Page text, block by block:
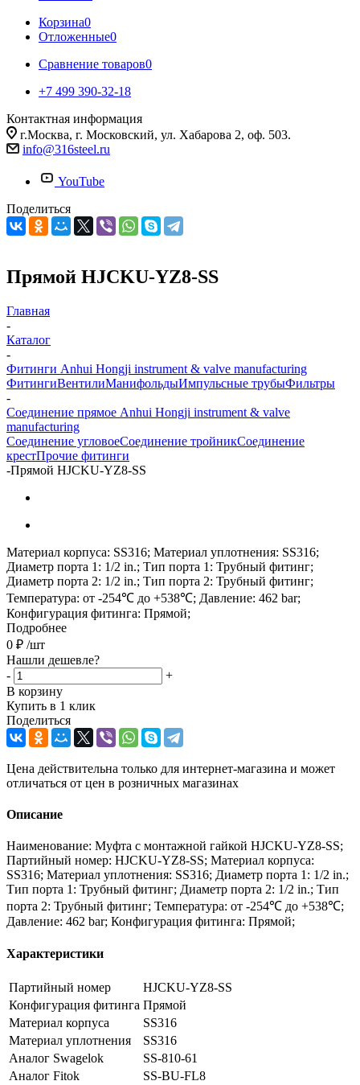
Корзина0
Отложенные0
Сравнение товаров0
+7 499 390-32-18
Контактная информация
г.Москва, г. Московский, ул. Хабарова 2, оф. 503.
info@316steel.ru
YouTube
Поделиться
Прямой HJCKU-YZ8-SS
Главная
-
Каталог
-
Фитинги Anhui Hongji instrument & valve manufacturing
ФитингиВентилиМанифольдыИмпульсные трубыФильтры
-
Соединение прямое Anhui Hongji instrument & valve
manufacturing
Соединение угловоеСоединение тройникСоединение
крестПрочие фитинги
-Прямой HJCKU-YZ8-SS
Материал корпуса: SS316; Материал уплотнения: SS316;
Диаметр порта 1: 1/2 in.; Тип порта 1: Трубный фитинг;
Диаметр порта 2: 1/2 in.; Тип порта 2: Трубный фитинг;
Температура: от -254℃ до +538℃; Давление: 462 bar;
Конфигурация фитинга: Прямой;
Подробнее
0 ₽ /шт
Нашли дешевле?
-
+
В корзину
Купить в 1 клик
Поделиться
Цена действительна только для интернет-магазина и может
отличаться от цен в розничных магазинах
Описание
Наименование: Муфта с монтажной гайкой HJCKU-YZ8-SS;
Партийный номер: HJCKU-YZ8-SS; Материал корпуса:
SS316; Материал уплотнения: SS316; Диаметр порта 1: 1/2 in.;
Тип порта 1: Трубный фитинг; Диаметр порта 2: 1/2 in.; Тип
порта 2: Трубный фитинг; Температура: от -254℃ до +538℃;
Давление: 462 bar; Конфигурация фитинга: Прямой;
Характеристики
Партийный номер
HJCKU-YZ8-SS
Конфигурация фитинга Прямой
Материал корпуса
SS316
Материал уплотнения
SS316
Аналог Swagelok
SS-810-61
Аналог Fitok
SS-BU-FL8